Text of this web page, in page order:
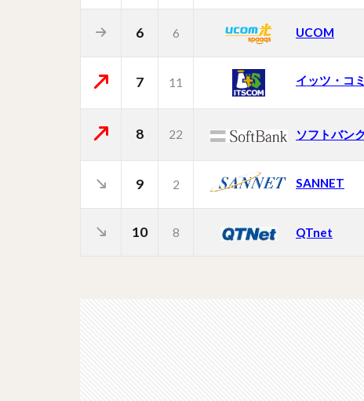
6 6 UCOM
7 11 イッツ・コ
8 22 ソフトバン
9 2 SANNET
10 8 QTnet